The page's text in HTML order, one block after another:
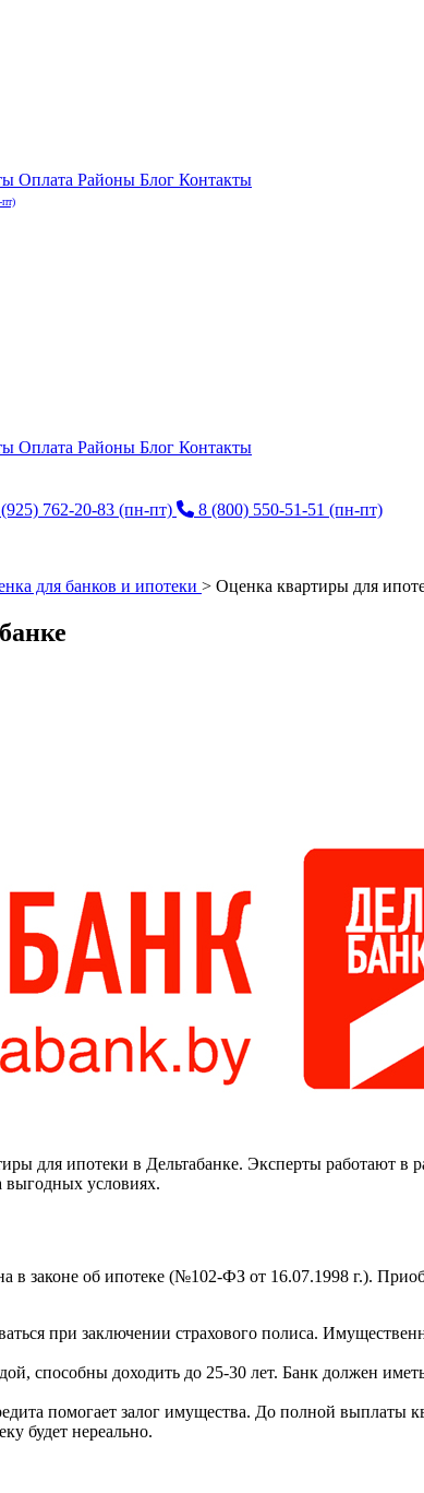
Оплата Районы Блог Контакты
Оплата Районы Блог Контакты
762-20-83 (пн-пт) 8 (800) 550-51-51 (пн-пт)
для банков и ипотеки > Оценка квартиры для
для ипотеки в Дельтабанке. Эксперты работают в
условиях.
законе об ипотеке (№102-ФЗ от 16.07.1998 г.).
при заключении страхового полиса.
способны доходить до 25-30 лет. Банк должен
помогает залог имущества. До полной выплаты
будет нереально.